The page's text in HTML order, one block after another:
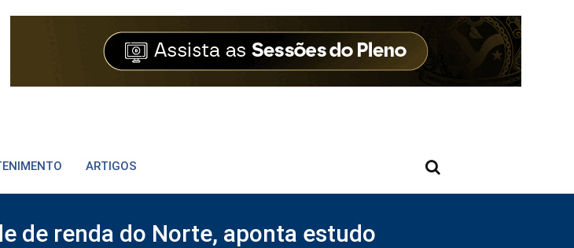
ARTIGOS
de renda do Norte, aponta estudo